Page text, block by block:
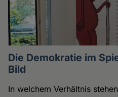
Die Demokratie im
Bild
In welchem Verhältnis